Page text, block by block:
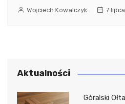
Wojciech Kowalczyk 7
Aktualności
Góralski